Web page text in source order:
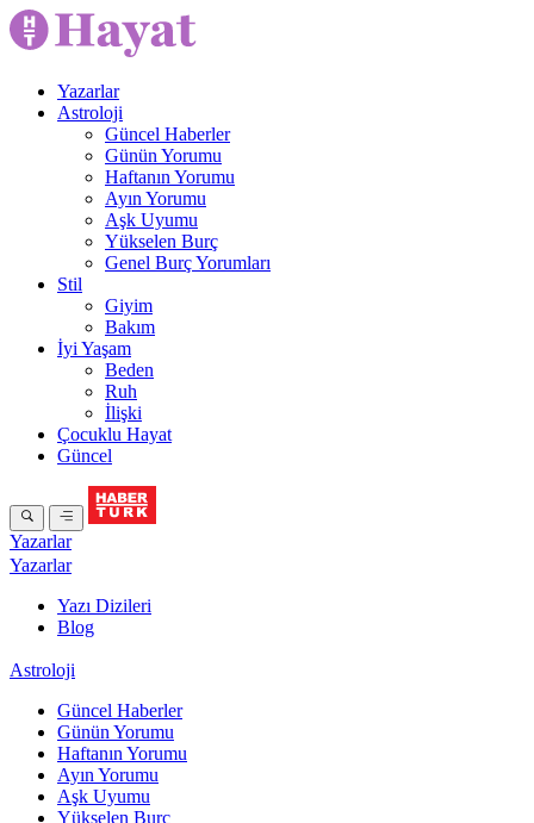
Yazarlar
Astroloji
Güncel Haberler
Günün Yorumu
Haftanın Yorumu
Ayın Yorumu
Aşk Uyumu
Yükselen Burç
Genel Burç Yorumları
Stil
Giyim
Bakım
İyi Yaşam
Beden
Ruh
İlişki
Çocuklu Hayat
Güncel
Yazarlar
Yazarlar
Yazı Dizileri
Blog
Astroloji
Güncel Haberler
Günün Yorumu
Haftanın Yorumu
Ayın Yorumu
Aşk Uyumu
Yükselen Burç